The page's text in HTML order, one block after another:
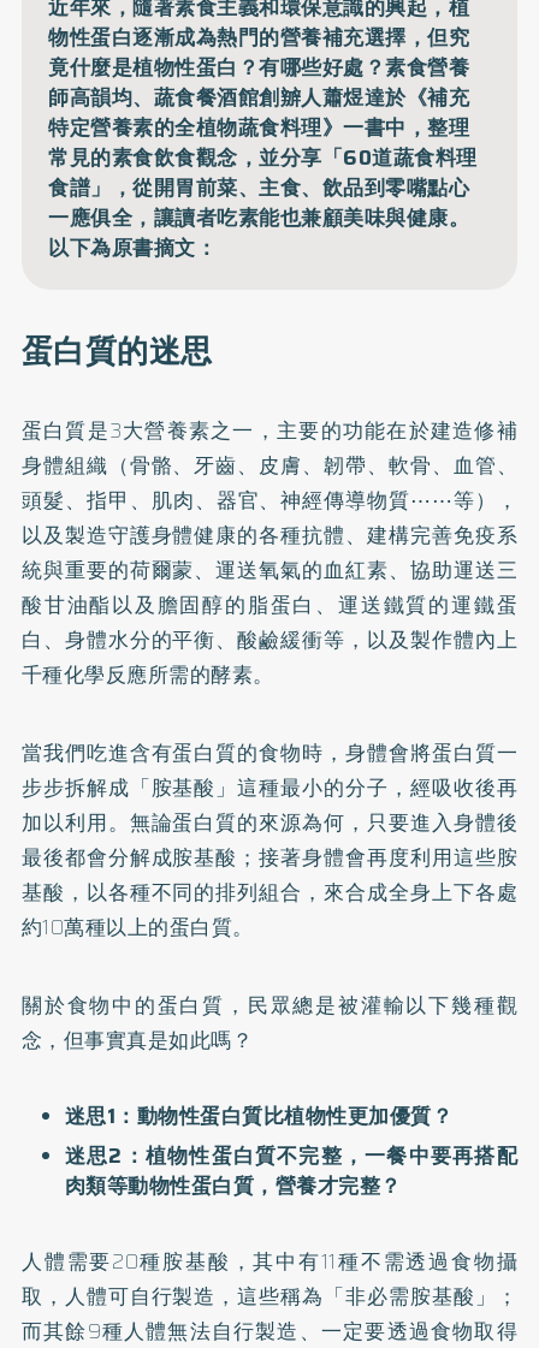
近年來，隨著素食主義和環保意識的興起，植
物性蛋白逐漸成為熱門的營養補充選擇，但究
竟什麼是植物性蛋白？有哪些好處？素食營養
師高韻均、蔬食餐酒館創辧人蕭煜達於《補充
特定營養素的全植物蔬食料理》一書中，整理
常見的素食飲食觀念，並分享「60道蔬食料理
食譜」，從開胃前菜、主食、飲品到零嘴點心
一應俱全，讓讀者吃素能也兼顧美味與健康。
以下為原書摘文：
蛋白質的迷思
蛋白質是3大營養素之一，主要的功能在於建造修補
身體組織（骨骼、牙齒、皮膚、韌帶、軟骨、血管、
頭髮、指甲、肌肉、器官、神經傳導物質⋯⋯等），
以及製造守護身體健康的各種抗體、建構完善免疫系
統與重要的荷爾蒙、運送氧氣的血紅素、協助運送三
酸甘油酯以及膽固醇的脂蛋白、運送鐵質的運鐵蛋
白、身體水分的平衡、酸鹼緩衝等，以及製作體內上
千種化學反應所需的酵素。
當我們吃進含有蛋白質的食物時，身體會將蛋白質一
步步拆解成「胺基酸」這種最小的分子，經吸收後再
加以利用。無論蛋白質的來源為何，只要進入身體後
最後都會分解成胺基酸；接著身體會再度利用這些胺
基酸，以各種不同的排列組合，來合成全身上下各處
約10萬種以上的蛋白質。
關於食物中的蛋白質，民眾總是被灌輸以下幾種觀
念，但事實真是如此嗎？
迷思1：動物性蛋白質比植物性更加優質？
迷思2：植物性蛋白質不完整，一餐中要再搭配
肉類等動物性蛋白質，營養才完整？
人體需要20種胺基酸，其中有11種不需透過食物攝
取，人體可自行製造，這些稱為「非必需胺基酸」；
而其餘9種人體無法自行製造、一定要透過食物取得